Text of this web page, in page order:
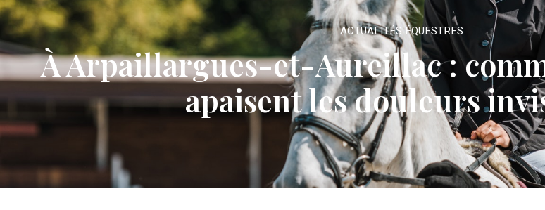
ACTUALITÉS ÉQUESTRES
À Arpaillargues-et-Aureillac :
apaisent les douleurs